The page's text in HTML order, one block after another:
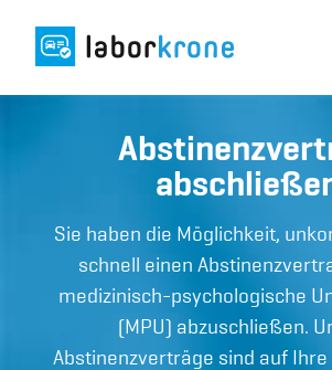
Sie haben die Möglichkeit,
schnell einen
medizinisch-psychologische
(MPU) abzuschließen.
Abstinenzverträge sind auf